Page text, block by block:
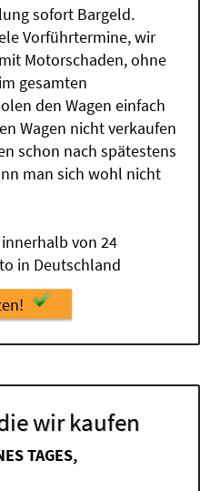
sofort Bargeld.
Vorführtermine, wir
Motorschaden, ohne
gesamten
den Wagen einfach
Wagen nicht verkaufen
schon nach spätestens
man sich wohl nicht
von 24
in Deutschland
wir kaufen
TAGES,